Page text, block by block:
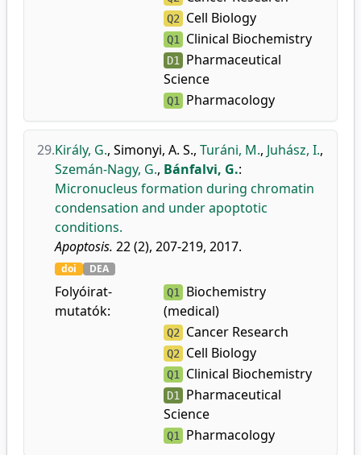
Q2 Cell Biology
Q1 Clinical Biochemistry
D1 Pharmaceutical
Science
Q1 Pharmacology
29.Király, G., Simonyi, A. S., Turáni, M., Juhász, I.,
Szemán-Nagy, G., Bánfalvi, G.:
Micronucleus formation during chromatin
condensation and under apoptotic
conditions.
Apoptosis. 22 (2), 207-219, 2017.
doi DEA
Folyóirat-
mutatók:
Q1 Biochemistry
(medical)
Q2 Cancer Research
Q2 Cell Biology
Q1 Clinical Biochemistry
D1 Pharmaceutical
Science
Q1 Pharmacology